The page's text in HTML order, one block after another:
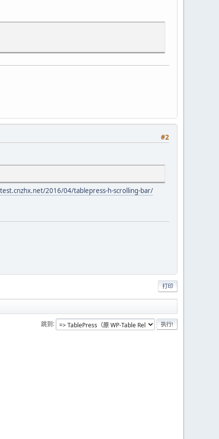
#2
2016/04/tablepress-h-scrolling-bar/
打印
跳到